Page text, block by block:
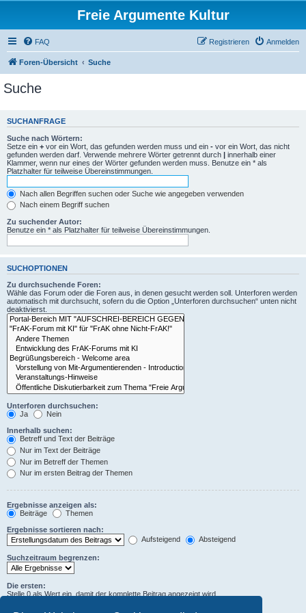
Freie Argumente Kultur
FAQ Anmelden
Registrieren
Foren-Übersicht Suche
Suche
SUCHANFRAGE
Suche nach Wörtern:
Setze ein + vor ein Wort, das gefunden werden muss und ein - vor ein Wort, das nicht
gefunden werden darf. Verwende mehrere Wörter getrennt durch | innerhalb einer
Klammer, wenn nur eines der Wörter gefunden werden muss. Benutze ein * als
Platzhalter für teilweise Übereinstimmungen.
Nach allen Begriffen suchen oder Suche wie angegeben verwenden
Nach einem Begriff suchen
Zu suchender Autor:
Benutze ein * als Platzhalter für teilweise Übereinstimmungen.
SUCHOPTIONEN
Zu durchsuchende Foren:
Wähle das Forum oder die Foren aus, in denen gesucht werden soll. Unterforen werden
automatisch mit durchsucht, sofern du die Option „Unterforen durchsuchen“ unten nicht
deaktivierst.
Unterforen durchsuchen:
Ja
Nein
Innerhalb suchen:
Betreff und Text der Beiträge
Nur im Text der Beiträge
Nur im Betreff der Themen
Nur im ersten Beitrag der Themen
Ergebnisse anzeigen als:
Beiträge
Themen
Ergebnisse sortieren nach:
Aufsteigend
Absteigend
Suchzeitraum begrenzen:
Die ersten:
Stelle 0 als Wert ein, damit der komplette Beitrag angezeigt wird.